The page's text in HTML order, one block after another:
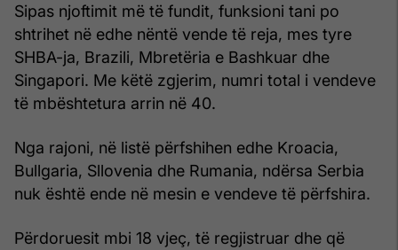
Sipas njoftimit më të fundit, funksioni tani po
shtrihet në edhe nëntë vende të reja, mes tyre
SHBA-ja, Brazili, Mbretëria e Bashkuar dhe
Singapori. Me këtë zgjerim, numri total i vendeve
të mbështetura arrin në 40.
Nga rajoni, në listë përfshihen edhe Kroacia,
Bullgaria, Sllovenia dhe Rumania, ndërsa Serbia
nuk është ende në mesin e vendeve të përfshira.
Përdoruesit mbi 18 vjeç, të regjistruar dhe që